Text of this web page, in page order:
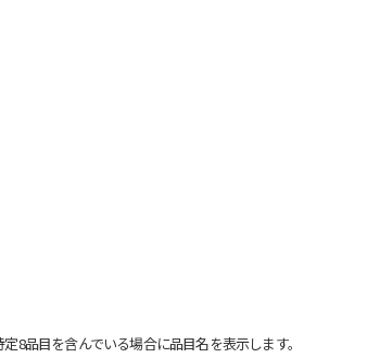
8品目を含んでいる場合に品目名を表示します。